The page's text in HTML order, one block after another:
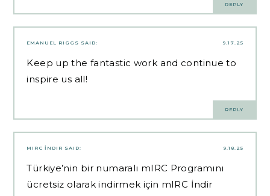
REPLY
9.17.25
EMANUEL RIGGS SAID:
Keep up the fantastic work and continue to
inspire us all!
REPLY
9.18.25
MIRC İNDIR SAID:
Türkiye’nin bir numaralı mIRC Programını
ücretsiz olarak indirmek için mIRC İndir